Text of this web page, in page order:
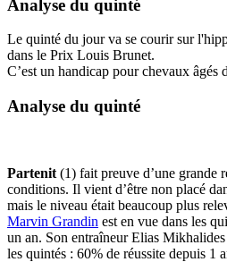
Analyse du quinté
Le quinté du jour va se courir sur
dans le Prix Louis Brunet.
C’est un handicap pour chevaux âgés
Analyse du quinté
Partenit (1) fait preuve d’une grande
conditions. Il vient d’être non placé
mais le niveau était beaucoup plus
Marvin Grandin est en vue dans les
un an. Son entraîneur Elias
les quintés : 60% de réussite depuis 1